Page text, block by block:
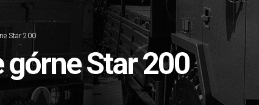
Star 200
Star 200